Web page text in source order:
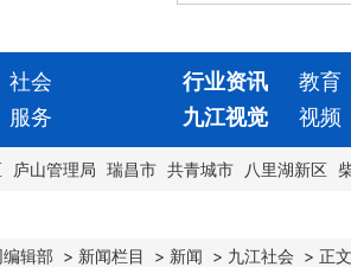
社会 行业资讯 教育
服务 九江视觉 视频
庐山管理局 瑞昌市 共青城市 八里湖新区
辑部 > 新闻栏目 > 新闻 > 九江社会 > 正文